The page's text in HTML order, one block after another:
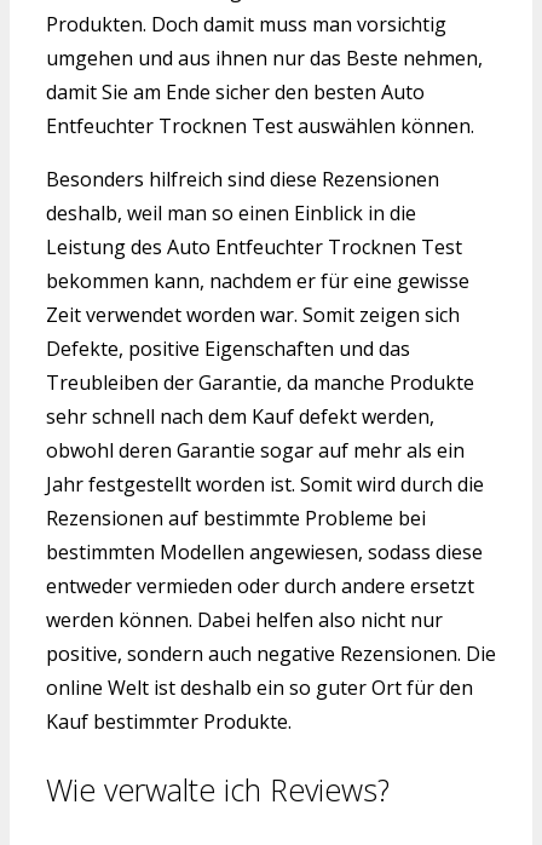
Produkten. Doch damit muss man vorsichtig
umgehen und aus ihnen nur das Beste nehmen,
damit Sie am Ende sicher den besten Auto
Entfeuchter Trocknen Test auswählen können.
Besonders hilfreich sind diese Rezensionen
deshalb, weil man so einen Einblick in die
Leistung des Auto Entfeuchter Trocknen Test
bekommen kann, nachdem er für eine gewisse
Zeit verwendet worden war. Somit zeigen sich
Defekte, positive Eigenschaften und das
Treubleiben der Garantie, da manche Produkte
sehr schnell nach dem Kauf defekt werden,
obwohl deren Garantie sogar auf mehr als ein
Jahr festgestellt worden ist. Somit wird durch die
Rezensionen auf bestimmte Probleme bei
bestimmten Modellen angewiesen, sodass diese
entweder vermieden oder durch andere ersetzt
werden können. Dabei helfen also nicht nur
positive, sondern auch negative Rezensionen. Die
online Welt ist deshalb ein so guter Ort für den
Kauf bestimmter Produkte.
Wie verwalte ich Reviews?